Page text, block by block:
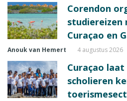
Corendon
studiereizen
Curaçao en
Anouk van Hemert 4 augustus 2026
Curaçao laat
scholieren